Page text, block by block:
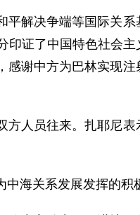
解决争端等国际关
证了中国特色社会
谢中方为巴林实现
人员往来。扎耶尼
海关系发展发挥的积